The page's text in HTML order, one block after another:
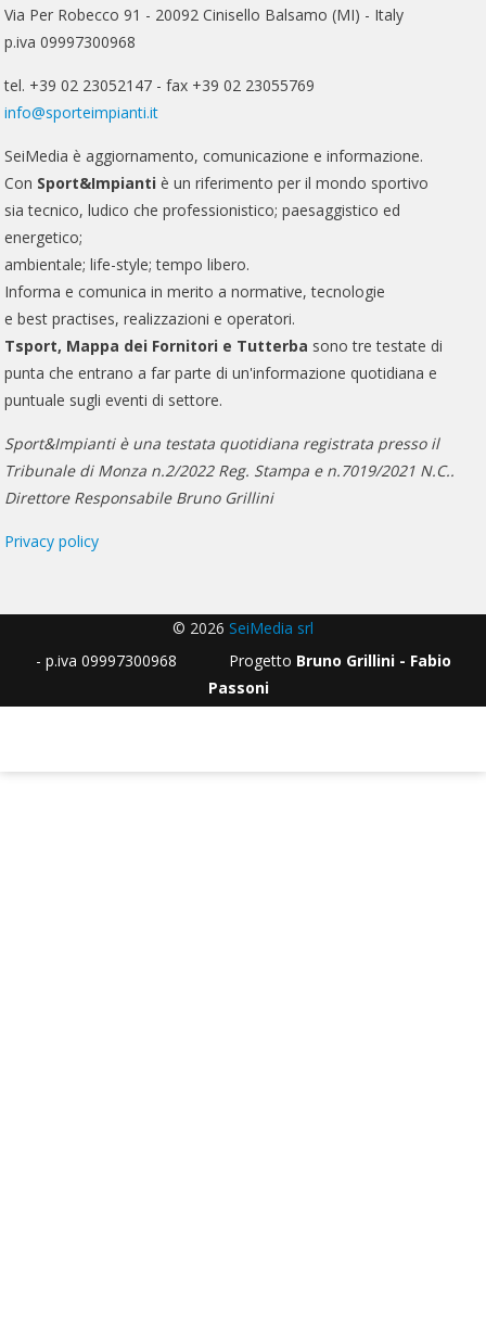
Via Per Robecco 91 - 20092 Cinisello Balsamo (MI) - Italy
p.iva 09997300968
tel. +39 02 23052147 - fax +39 02 23055769
info@sporteimpianti.it
SeiMedia è aggiornamento, comunicazione e informazione.
Con Sport&Impianti è un riferimento per il mondo sportivo
sia tecnico, ludico che professionistico; paesaggistico ed
energetico;
ambientale; life-style; tempo libero.
Informa e comunica in merito a normative, tecnologie
e best practises, realizzazioni e operatori.
Tsport, Mappa dei Fornitori e Tutterba sono tre testate di
punta che entrano a far parte di un'informazione quotidiana e
puntuale sugli eventi di settore.
Sport&Impianti è una testata quotidiana registrata presso il
Tribunale di Monza n.2/2022 Reg. Stampa e n.7019/2021 N.C..
Direttore Responsabile Bruno Grillini
Privacy policy
© 2026 SeiMedia srl
- p.iva 09997300968 Progetto Bruno Grillini - Fabio
Passoni